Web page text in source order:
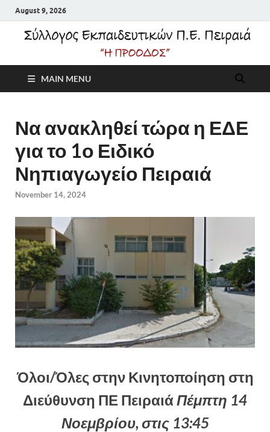
August 9, 2026
Σύλλογος
Εκπαιδευτικών Π.Ε.
Πειραιά "Η Πρόοδος"
MAIN MENU
Να ανακληθεί τώρα η ΕΔΕ
για το 1ο Ειδικό
Νηπιαγωγείο Πειραιά
November 14, 2024
Όλοι/Όλες στην Κινητοποίηση στη
Διεύθυνση ΠΕ Πειραιά Πέμπτη 14
Νοεμβρίου, στις 13:45